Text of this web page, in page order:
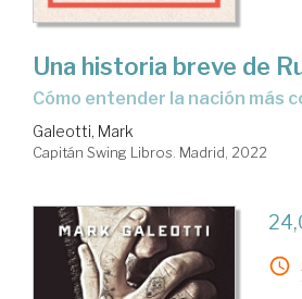
Una historia breve de
cómo entender la nación más
Galeotti, Mark
Capitán Swing Libros. Madrid, 2022